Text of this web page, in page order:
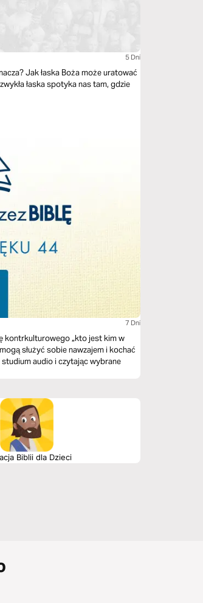
5 Dni
Jak łaska Boża może uratować
łaska spotyka nas tam, gdzie
7 Dni
kontrkulturowego „kto jest kim w
służyć sobie nawzajem i kochać
studium audio i czytając wybrane
Biblii dla Dzieci